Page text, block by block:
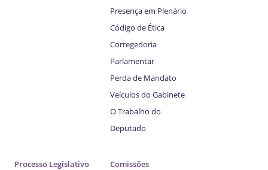
Presença em Plenário
Código de Ética
Corregedoria
Parlamentar
Perda de Mandato
Veículos do Gabinete
O Trabalho do
Deputado
Processo Legislativo
Comissões